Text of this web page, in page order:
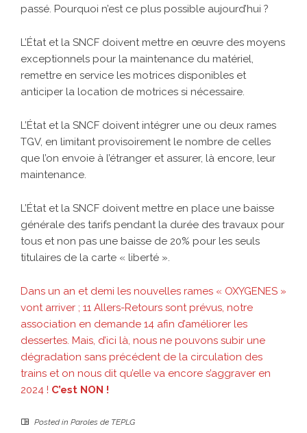
passé. Pourquoi n’est ce plus possible aujourd’hui ?
L’État et la SNCF doivent mettre en œuvre des moyens
exceptionnels pour la maintenance du matériel,
remettre en service les motrices disponibles et
anticiper la location de motrices si nécessaire.
L’État et la SNCF doivent intégrer une ou deux rames
TGV, en limitant provisoirement le nombre de celles
que l’on envoie à l’étranger et assurer, là encore, leur
maintenance.
L’État et la SNCF doivent mettre en place une baisse
générale des tarifs pendant la durée des travaux pour
tous et non pas une baisse de 20% pour les seuls
titulaires de la carte « liberté ».
Dans un an et demi les nouvelles rames « OXYGENES »
vont arriver ; 11 Allers-Retours sont prévus, notre
association en demande 14 afin d’améliorer les
dessertes. Mais, d’ici là, nous ne pouvons subir une
dégradation sans précédent de la circulation des
trains et on nous dit qu’elle va encore s’aggraver en
2024 ! C’est NON !
Posted in Paroles de TEPLG